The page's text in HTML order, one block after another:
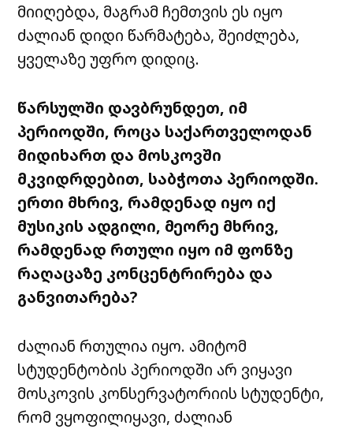
მიიღებდა, მაგრამ ჩემთვის ეს იყო
ძალიან დიდი წარმატება,შეიძლება,
ყველაზე უფრო დიდიც.
წარსულში დავბრუნდეთ, იმ
პერიოდში, როცა საქართველოდან
მიდიხართ და მოსკოვში
მკვიდრდებით, საბჭოთა პერიოდში.
ერთი მხრივ, რამდენად იყო იქ
მუსიკის ადგილი, მეორე მხრივ,
რამდენად რთული იყო იმ ფონზე
რაღაცაზე კონცენტრირება და
განვითარება?
ძალიან რთულია იყო. ამიტომ
სტუდენტობის პერიოდში არ ვიყავი
მოსკოვის კონსერვატორიის სტუდენტი,
რომ ვყოფილიყავი, ძალიან